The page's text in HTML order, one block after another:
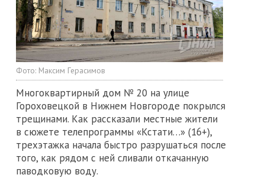
Фото: Максим Герасимов
Многоквартирный дом № 20 на улице
Гороховецкой в Нижнем Новгороде покрылся
трещинами. Как рассказали местные жители
в сюжете телепрограммы «Кстати…» (16+),
трехэтажка начала быстро разрушаться после
того, как рядом с ней сливали откачанную
паводковую воду.